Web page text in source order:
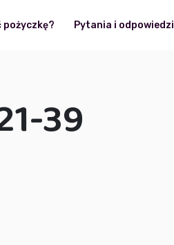
pożyczkę? Pytania i odpowiedzi
39